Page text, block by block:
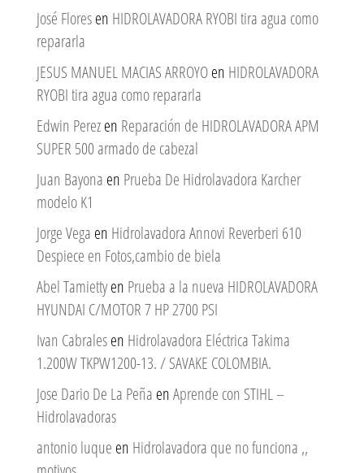
José Floresen HIDROLAVADORA RYOBI tira agua como
repararla
JESUS MANUEL MACIAS ARROYOen HIDROLAVADORA
RYOBI tira agua como repararla
Edwin Perezen Reparación de HIDROLAVADORA APM
SUPER 500 armado de cabezal
Juan Bayona en Prueba De Hidrolavadora Karcher
modelo K1
Jorge Vega en Hidrolavadora Annovi Reverberi 610
Despiece en Fotos,cambio de biela
Abel Tamiettyen Prueba a la nueva HIDROLAVADORA
HYUNDAI C/MOTOR 7 HP 2700 PSI
Ivan Cabralesen Hidrolavadora Eléctrica Takima
1.200W TKPW1200-13. / SAVAKE COLOMBIA.
Jose Dario De La Peña enAprende con STIHL –
Hidrolavadoras
antonio luque en Hidrolavadora que no funciona ,,